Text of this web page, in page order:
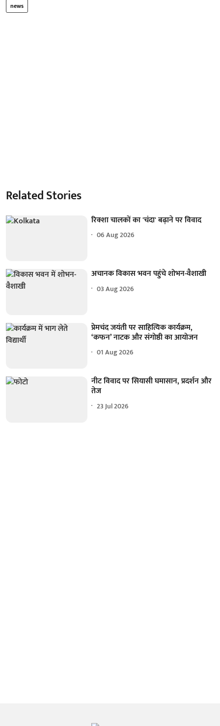
news
Related Stories
रिक्शा चालकों का 'चंदा' बढ़ाने पर विवाद
06 Aug 2026
अचानक विकास भवन पहुंचे शोभन-वैशाखी
03 Aug 2026
प्रेमचंद जयंती पर साहित्यिक कार्यक्रम,
‘कफन’ नाटक और संगोष्ठी का आयोजन
01 Aug 2026
नीट विवाद पर सियासी घमासान, प्रदर्शन और
तेज
23 Jul 2026